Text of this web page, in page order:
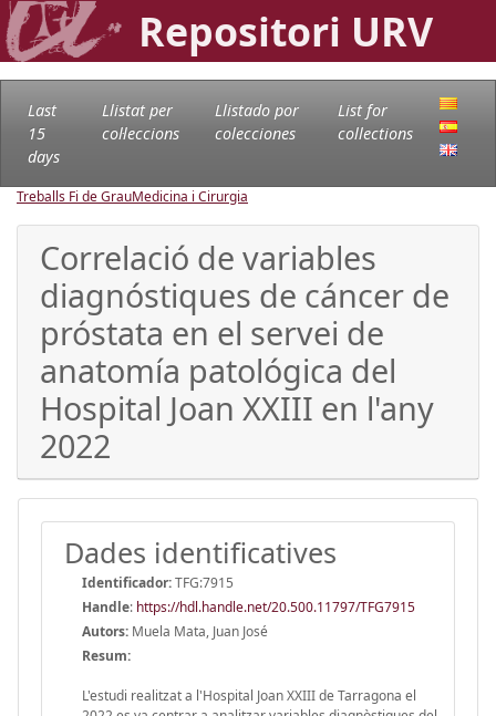
Repositori URV
Last
15
days
Llistat per
col·leccions
Llistado por
colecciones
List for
collections
Treballs Fi de GrauMedicina i Cirurgia
Correlació de variables
diagnóstiques de cáncer de
próstata en el servei de
anatomía patológica del
Hospital Joan XXIII en l'any
2022
Dades identificatives
Identificador:TFG:7915
Handle: https://hdl.handle.net/20.500.11797/TFG7915
Autors: Muela Mata, Juan José
Resum:
L'estudi realitzat a l'Hospital Joan XXIII de Tarragona el